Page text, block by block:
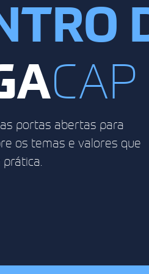
CAP
portas abertas para
os temas e valores que